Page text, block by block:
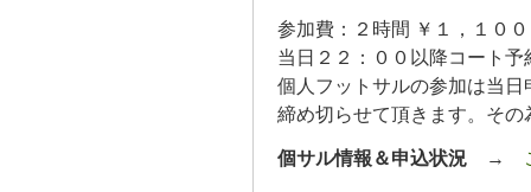
参加費：２時間 ￥１，１００
当日２２：００以降コート
個人フットサルの参加は当
締め切らせて頂きます。そ
個サル情報＆申込状況 →